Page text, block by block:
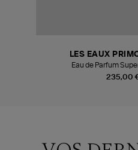
235,00
LES EAUX
Eau de Parfum